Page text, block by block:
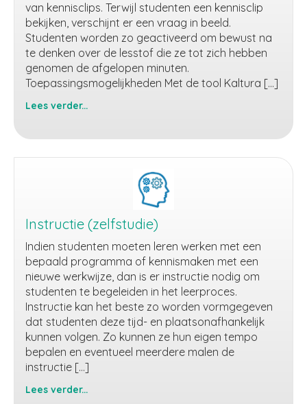
van kennisclips. Terwijl studenten een kennisclip
bekijken, verschijnt er een vraag in beeld.
Studenten worden zo geactiveerd om bewust na
te denken over de lesstof die ze tot zich hebben
genomen de afgelopen minuten.
Toepassingsmogelijkheden Met de tool Kaltura […]
Lees verder...
Instructie (zelfstudie)
Indien studenten moeten leren werken met een
bepaald programma of kennismaken met een
nieuwe werkwijze, dan is er instructie nodig om
studenten te begeleiden in het leerproces.
Instructie kan het beste zo worden vormgegeven
dat studenten deze tijd- en plaatsonafhankelijk
kunnen volgen. Zo kunnen ze hun eigen tempo
bepalen en eventueel meerdere malen de
instructie […]
Lees verder...